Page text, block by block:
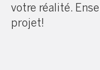
votre réalité.
projet!